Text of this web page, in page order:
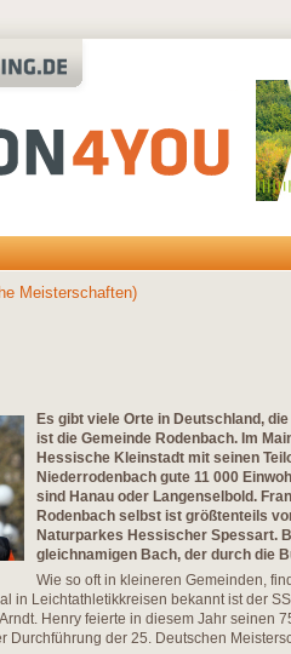
Meisterschaften)
Es gibt viele Orte in Deutschland,
ist die Gemeinde Rodenbach. Im
Hessische Kleinstadt mit seinen
Niederrodenbach gute 11 000
sind Hanau oder Langenselbold.
Rodenbach selbst ist größtenteils
Naturparkes Hessischer Spessart.
gleichnamigen Bach, der durch die
Wie so oft in kleineren Gemeinden,
in Leichtathletikkreisen bekannt ist der
Henry feierte in diesem Jahr seinen
Durchführung der 25. Deutschen